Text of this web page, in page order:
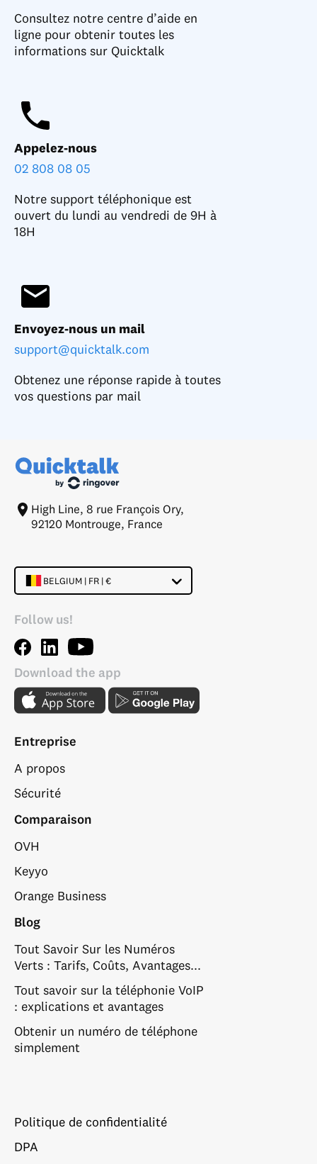
Consultez notre centre d’aide en
ligne pour obtenir toutes les
informations sur Quicktalk
Appelez-nous
02 808 08 05
Notre support téléphonique est
ouvert du lundi au vendredi de 9H à
18H
Envoyez-nous un mail
support@quicktalk.com
Obtenez une réponse rapide à toutes
vos questions par mail
High Line, 8 rue François Ory,
92120 Montrouge, France
BELGIUM | FR | €
Follow us!
Download the app
Entreprise
A propos
Sécurité
Comparaison
OVH
Keyyo
Orange Business
Blog
Tout Savoir Sur les Numéros
Verts : Tarifs, Coûts, Avantages...
Tout savoir sur la téléphonie VoIP
: explications et avantages
Obtenir un numéro de téléphone
simplement
Politique de confidentialité
DPA